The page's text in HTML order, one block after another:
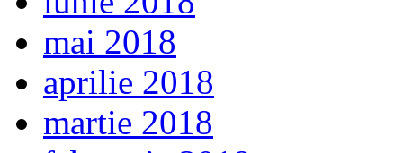
mai 2018
aprilie 2018
martie 2018